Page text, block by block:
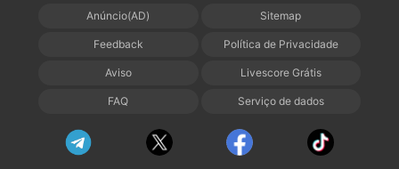
Anúncio(AD) Sitemap
Feedback Política de Privacidade
Aviso Livescore Grátis
FAQ Serviço de dados